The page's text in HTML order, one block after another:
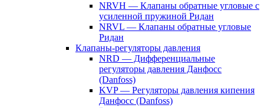
NRVH — Клапаны обратные угловые с
усиленной пружиной Ридан
NRVL — Клапаны обратные угловые
Ридан
Клапаны-регуляторы давления
NRD — Дифференциальные
регуляторы давления Данфосс
(Danfoss)
KVP — Регуляторы давления кипения
Данфосс (Danfoss)